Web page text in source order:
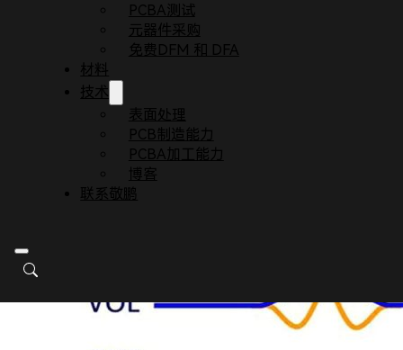
PCBA测试
元器件采购
免费DFM 和 DFA
材料
技术
表面处理
PCB制造能力
PCBA加工能力
博客
联系敬鹏